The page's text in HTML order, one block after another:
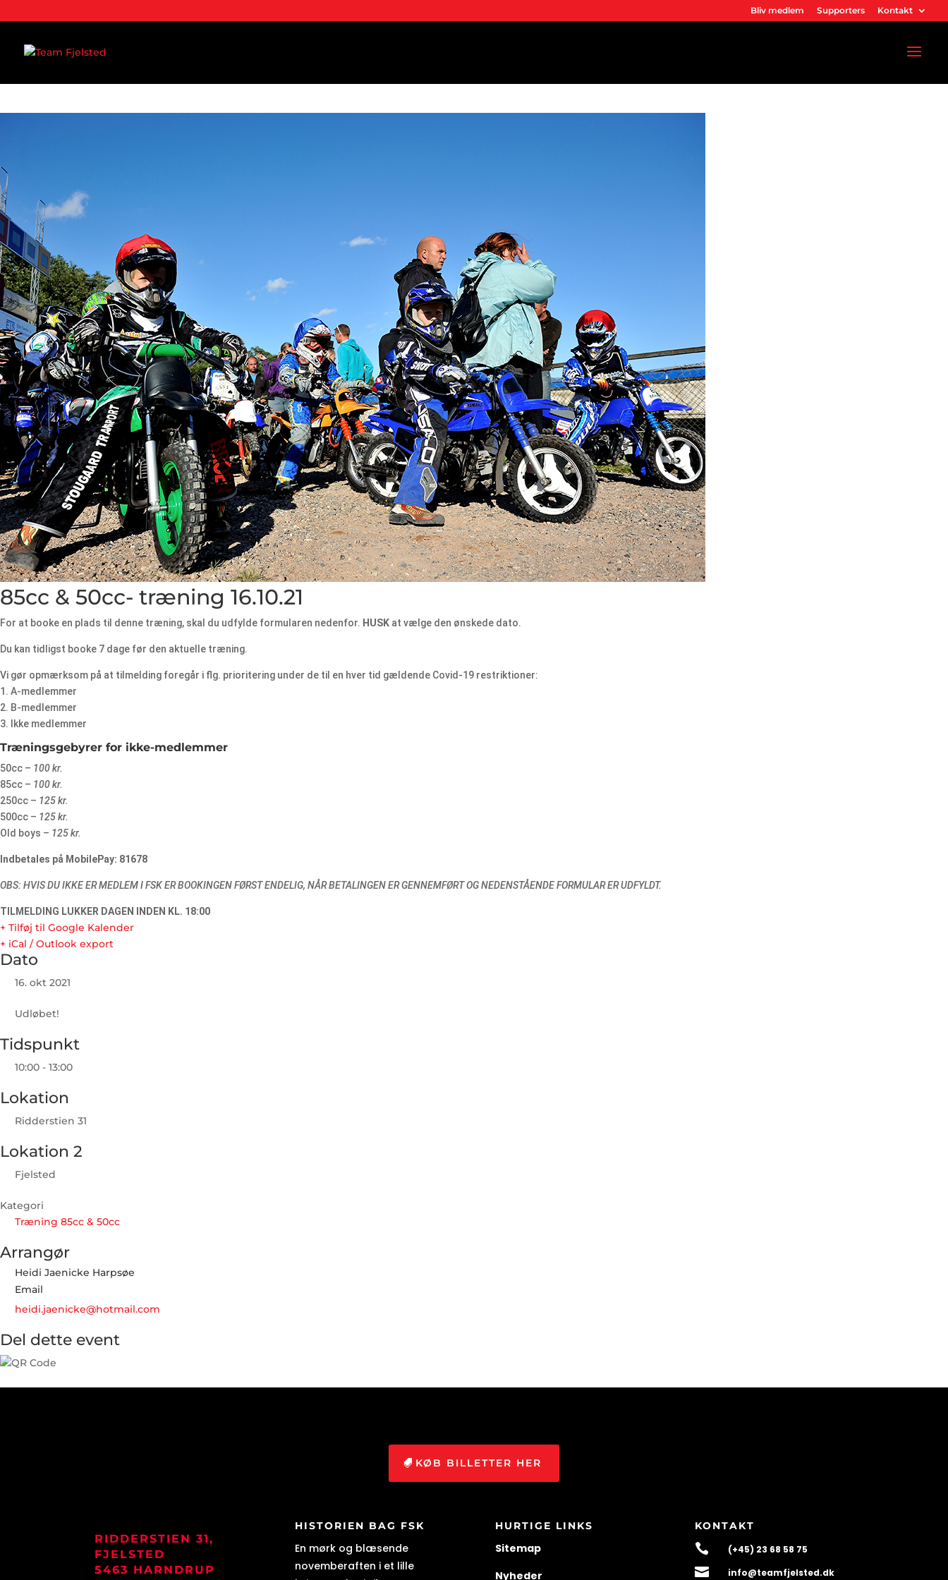
Bliv medlem Supporters Kontakt
85cc & 50cc- træning 16.10.21
For at booke en plads til denne træning, skal du udfylde formularen nedenfor. HUSK at vælge den ønskede dato.
Du kan tidligst booke 7 dage før den aktuelle træning.
Vi gør opmærksom på at tilmelding foregår i flg. prioritering under de til en hver tid gældende Covid-19 restriktioner:
1. A-medlemmer
2. B-medlemmer
3. Ikke medlemmer
Træningsgebyrer for ikke-medlemmer
50cc – 100 kr.
85cc – 100 kr.
250cc – 125 kr.
500cc – 125 kr.
Old boys – 125 kr.
Indbetales på MobilePay: 81678
OBS: HVIS DU IKKE ER MEDLEM I FSK ER BOOKINGEN FØRST ENDELIG, NÅR BETALINGEN ER GENNEMFØRT OG NEDENSTÅENDE FORMULAR ER UDFYLDT.
TILMELDING LUKKER DAGEN INDEN KL. 18:00
+ Tilføj til Google Kalender
+ iCal / Outlook export
Dato
16. okt 2021
Udløbet!
Tidspunkt
10:00 - 13:00
Lokation
Ridderstien 31
Lokation 2
Fjelsted
Kategori
Træning 85cc & 50cc
Arrangør
Heidi Jaenicke Harpsøe
Email
heidi.jaenicke@hotmail.com
Del dette event
KØB BILLETTER HER
RIDDERSTIEN 31,
FJELSTED
5463 HARNDRUP
HISTORIEN BAG FSK
En mørk og blæsende
novemberaften i et lille
HURTIGE LINKS
Sitemap
Nyheder
KONTAKT
 (+45) 23 68 58 75
 info@teamfjelsted.dk